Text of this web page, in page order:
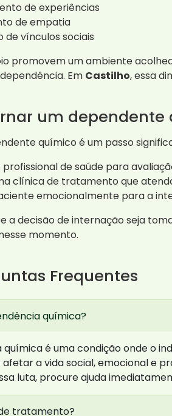
de experiências
de empatia
vínculos sociais
promovem um ambiente
Em Castilho, essa
um dependente
químico é um passo
de saúde para
clínica de tratamento que
emocionalmente para a
a decisão de internação seja
momento.
Frequentes
química?
química é uma condição onde o
a vida social, emocional e
luta, procure ajuda
tratamento?